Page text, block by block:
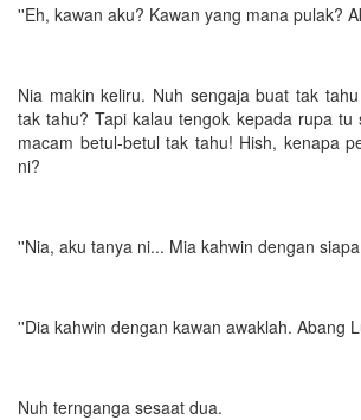
''Eh, kawan aku? Kawan yang mana pulak?
Nia makin keliru. Nuh sengaja buat tak
tak tahu? Tapi kalau tengok kepada rupa tu
macam betul-betul tak tahu! Hish, kenapa
ni?
''Nia, aku tanya ni... Mia kahwin dengan
''Dia kahwin dengan kawan awaklah. Abang
Nuh ternganga sesaat dua.